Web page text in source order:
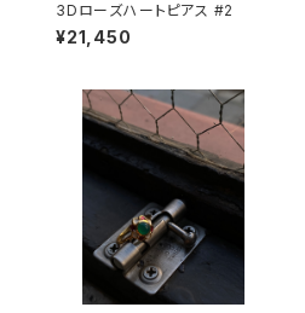
3Dローズハートピアス #2
¥21,450